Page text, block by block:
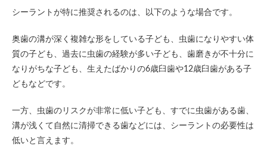
シーラントが特に推奨されるのは、以下のような場合です。
奥歯の溝が深く複雑な形をしている子ども、虫歯になりやすい体
質の子ども、過去に虫歯の経験が多い子ども、歯磨きが不十分に
なりがちな子ども、生えたばかりの6歳臼歯や12歳臼歯がある子
どもなどです。
一方、虫歯のリスクが非常に低い子ども、すでに虫歯がある歯、
溝が浅くて自然に清掃できる歯などには、シーラントの必要性は
低いと言えます。